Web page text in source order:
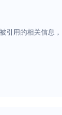
引用的相关信息，